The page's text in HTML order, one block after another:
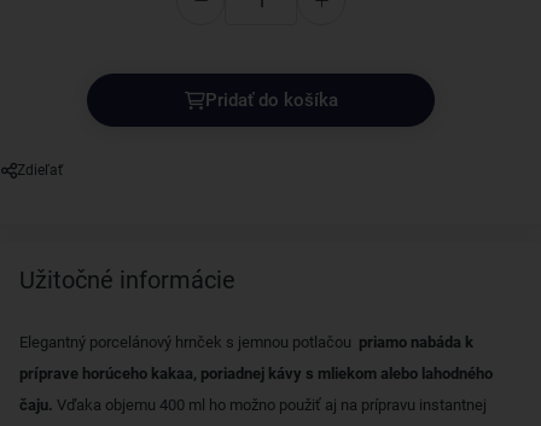
Pridať do košíka
Zdieľať
Užitočné informácie
Elegantný porcelánový hrnček s jemnou potlačou priamo nabáda k
príprave horúceho kakaa, poriadnej kávy s mliekom alebo lahodného
čaju. Vďaka objemu 400 ml ho možno použiť aj na prípravu instantnej